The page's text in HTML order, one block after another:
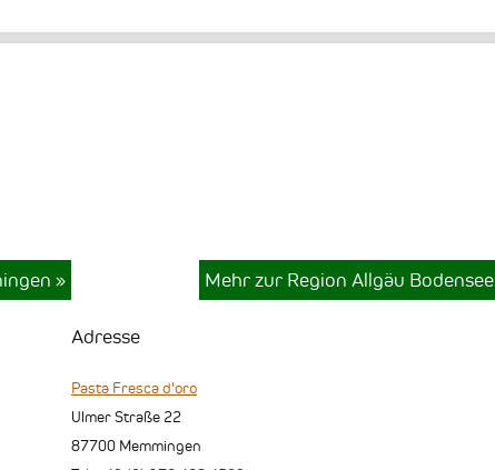
» Mehr zur Region Allgäu Bodensee
Adresse
Pasta Fresca d'oro
Ulmer Straße 22
87700 Memmingen